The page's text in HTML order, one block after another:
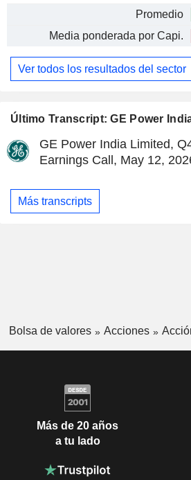
Último Transcript: GE Power
GE Power India Limited,
Earnings Call, May 12,
Más transcripts
Promedio
Media ponderada por Capi.
Ver todos los resultados del sector
Bolsa de valores Acciones
Más de 20 años
a tu lado